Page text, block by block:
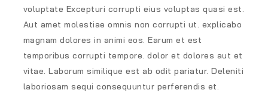
voluptate Excepturi corrupti eius voluptas quasi est.
Aut amet molestiae omnis non corrupti ut. explicabo
magnam dolores in animi eos. Earum et est
temporibus corrupti tempore. dolor et dolores aut et
vitae. Laborum similique est ab odit pariatur. Deleniti
laboriosam sequi consequuntur perferendis et.